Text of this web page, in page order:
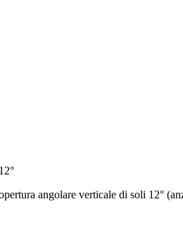
angolare verticale di soli 12°